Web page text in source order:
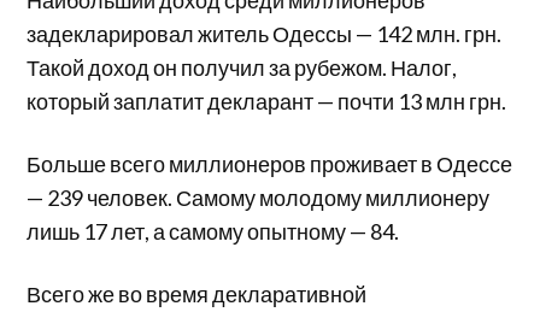
задекларировал жительОдессы — 142 млн. грн.
Такой доход он получил за рубежом. Налог,
который заплатит декларант — почти 13 млн грн.
Больше всего миллионеров проживает в Одессе
— 239 человек. Самому молодому миллионеру
лишь 17 лет, а самому опытному — 84.
Всего же во время декларативной